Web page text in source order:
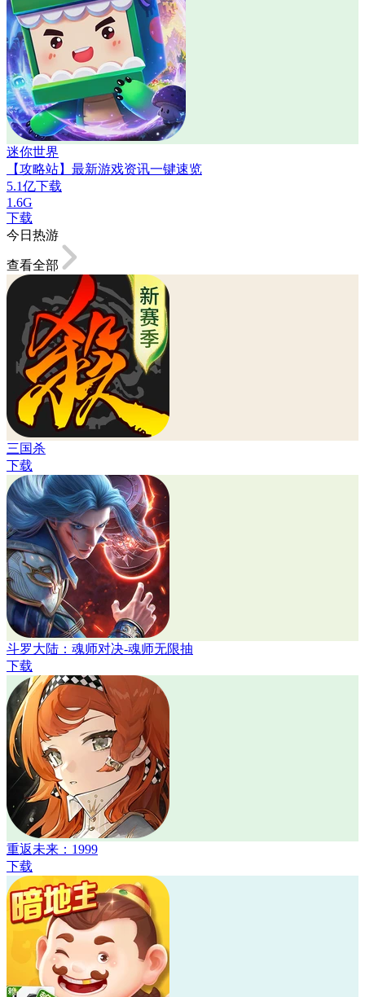
迷你世界
【攻略站】最新游戏资讯一键速览
5.1亿下载
1.6G
下载
今日热游
查看全部
三国杀
下载
斗罗大陆：魂师对决-魂师无限抽
下载
重返未来：1999
下载